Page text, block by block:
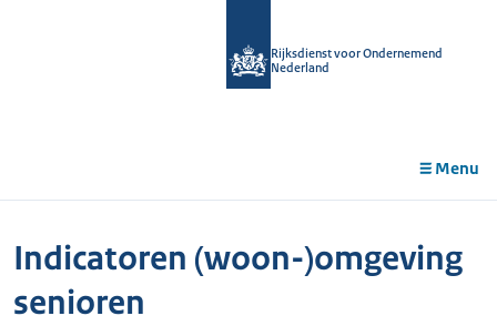
Rijksdienst voor Ondernemend
Nederland
Menu
Indicatoren (woon-)omgeving
senioren